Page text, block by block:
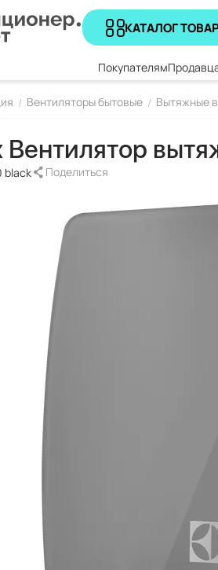
КАТАЛОГ
Покупателям
/ Вентиляторы бытовые / Вытяжные
Вентилятор
black Поделиться